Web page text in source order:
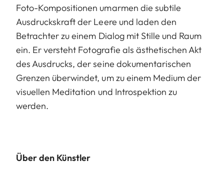
Foto-Kompositionen umarmen die subtile
Ausdruckskraft der Leere und laden den
Betrachter zu einem Dialog mit Stille und Raum
ein. Er versteht Fotografie als ästhetischen Akt
des Ausdrucks, der seine dokumentarischen
Grenzen überwindet, um zu einem Medium der
visuellen Meditation und Introspektion zu
werden.
Über den Künstler